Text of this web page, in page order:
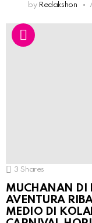
by Redakshon
3 Shares
MUCHANAN DI
AVENTURA
MEDIO DI